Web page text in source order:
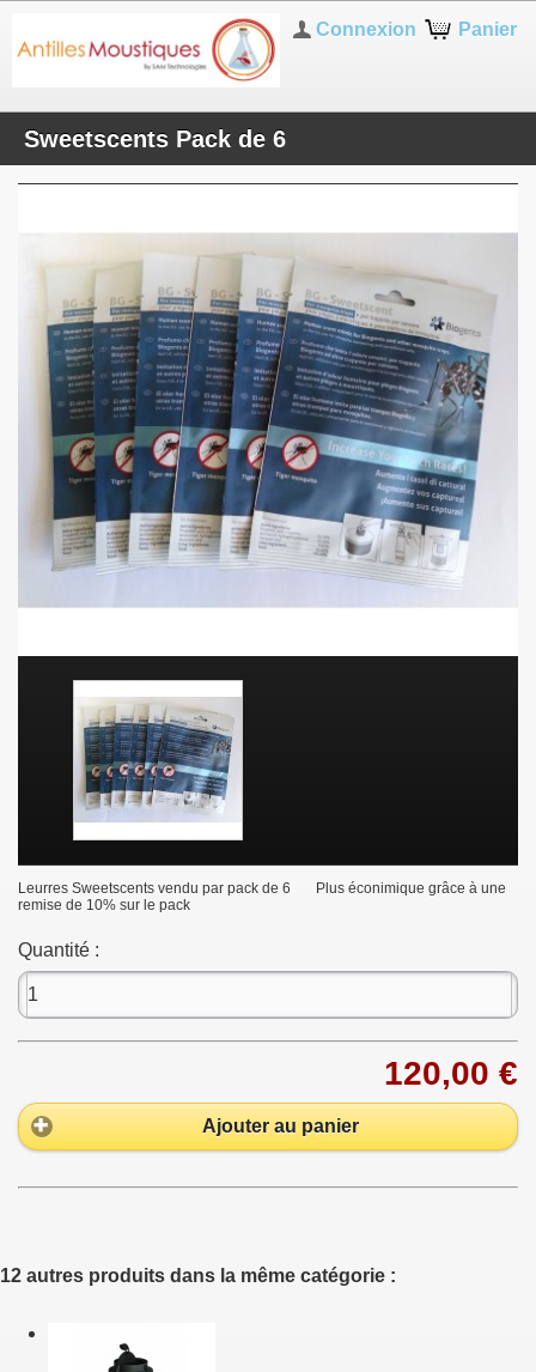
Panier
Connexion
Sweetscents Pack de 6
Leurres Sweetscents vendu par pack de 6 Plus éconimique grâce à une
remise de 10% sur le pack
Quantité :
120,00 €
Ajouter au panier
12 autres produits dans la même catégorie :